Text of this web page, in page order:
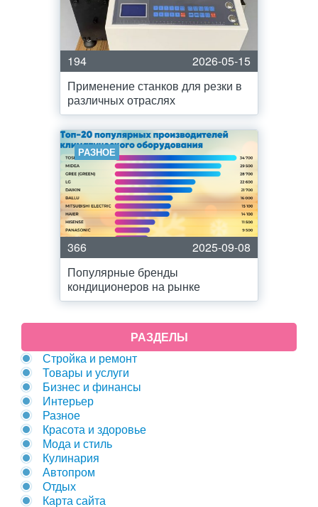
194
2026-05-15
Применение станков для резки в
различных отраслях
РАЗНОЕ
366
2025-09-08
Популярные бренды
кондиционеров на рынке
РАЗДЕЛЫ
Стройка и ремонт
Товары и услуги
Бизнес и финансы
Интерьер
Разное
Красота и здоровье
Мода и стиль
Кулинария
Автопром
Отдых
Карта сайта